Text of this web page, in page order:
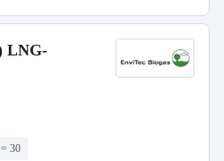
LNG-
30